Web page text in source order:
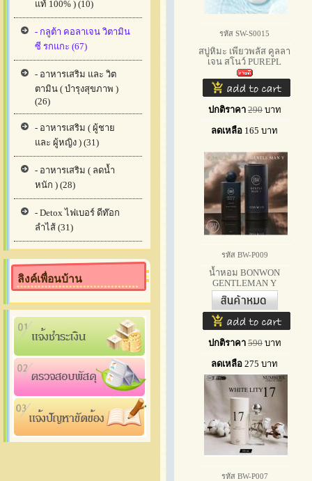
แท้ 100% ) (10)
- กลูต้า คอลาเจน วิตามิน
ซี รกแกะ (67)
- อาหารเสริม และ วิต
ตามิน ( บำรุงสุขภาพ )
(26)
- อาหารเสริม ( ผู้ชาย
และ ผู้หญิง ) (31)
- อาหารเสริม ( ลดน้ำ
หนัก ) (28)
- Detox ไฟเบอร์ ดีท๊อก
ลำไส้ (31)
ลิงค์เพื่อนบ้าน
รหัส SW-S0015
สบู่หิมะ เพียวพลัส คูลลา
เจน สโนว์ PUREPL
ปกติราคา 290 บาท
ลดเหลือ 165 บาท
รหัส BW-P009
น้ำหอม BONWON
GENTLEMAN Y
Signature Coll
ปกติราคา 590 บาท
ลดเหลือ 275 บาท
รหัส BW-P007